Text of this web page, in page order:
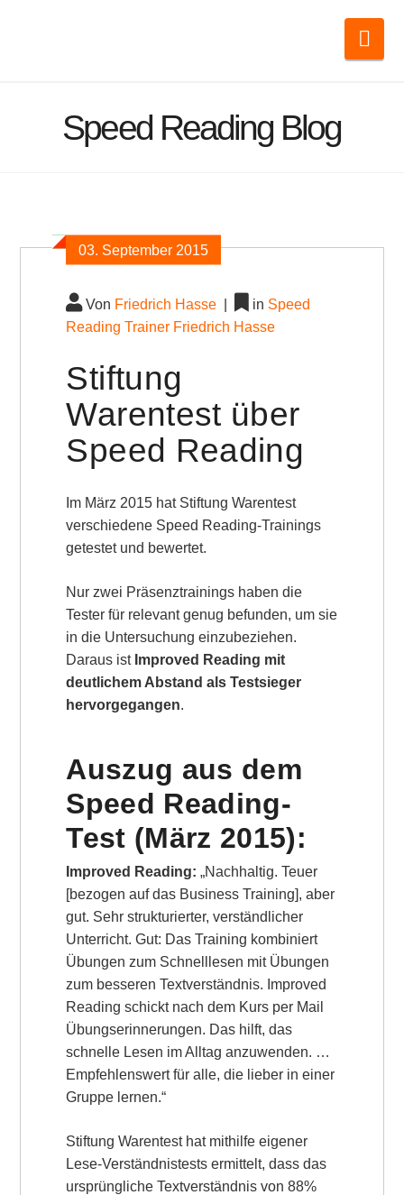
Speed Reading Blog
03. September 2015
Von Friedrich Hasse in Speed
Reading Trainer Friedrich Hasse
Stiftung
Warentest über
Speed Reading
Im März 2015 hat Stiftung Warentest
verschiedene Speed Reading-Trainings
getestet und bewertet.
Nur zwei Präsenztrainings haben die
Tester für relevant genug befunden, um sie
in die Untersuchung einzubeziehen.
Daraus ist Improved Reading mit
deutlichem Abstand als Testsieger
hervorgegangen.
Auszug aus dem
Speed Reading-
Test (März 2015):
Improved Reading: „Nachhaltig. Teuer
[bezogen auf das Business Training], aber
gut. Sehr strukturierter, verständlicher
Unterricht. Gut: Das Training kombiniert
Übungen zum Schnelllesen mit Übungen
zum besseren Textverständnis. Improved
Reading schickt nach dem Kurs per Mail
Übungserinnerungen. Das hilft, das
schnelle Lesen im Alltag anzuwenden. …
Empfehlenswert für alle, die lieber in einer
Gruppe lernen.“
Stiftung Warentest hat mithilfe eigener
Lese-Verständnistests ermittelt, dass das
ursprüngliche Textverständnis von 88%